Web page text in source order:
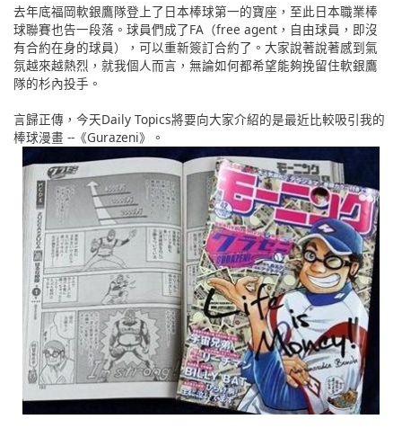
Bahasa Indonesia
去年底福岡軟銀鷹隊登上了日本棒球第一的寶座，至此日本職業棒
球聯賽也告一段落。球員們成了FA（free agent，自由球員，即沒
有合約在身的球員），可以重新簽訂合約了。大家說著說著感到氣
氛越來越熱烈，就我個人而言，無論如何都希望能夠挽留住軟銀鷹
隊的杉內投手。
言歸正傳，今天Daily Topics將要向大家介紹的是最近比較吸引我的
棒球漫畫 --《Gurazeni》。